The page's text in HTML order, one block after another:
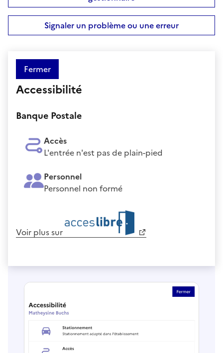
Signaler un problème ou une erreur
Fermer
Accessibilité
Banque Postale
Accès
L'entrée n'est pas de plain-pied
Personnel
Personnel non formé
Voir plus sur